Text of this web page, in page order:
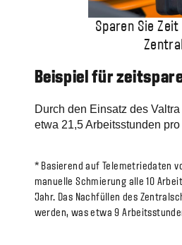
Sparen Sie
Beispiel für
Durch den Einsatz des
etwa 21,5 Arbeitsstunden
* Basierend auf Telemetriedaten
manuelle Schmierung alle 10
Jahr. Das Nachfüllen des
werden, was etwa 9